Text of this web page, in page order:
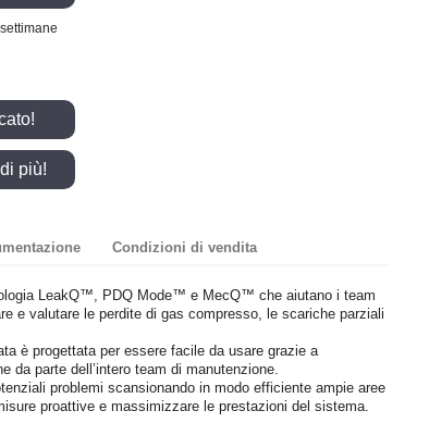
più!
Condizioni di vendita
LeakQ™, PDQ Mode™ e MecQ™ che aiutano i team
e valutare le perdite di gas compresso, le scariche parziali
è progettata per essere facile da usare grazie a
da parte dell’intero team di manutenzione.
problemi scansionando in modo efficiente ampie aree
proattive e massimizzare le prestazioni del sistema.